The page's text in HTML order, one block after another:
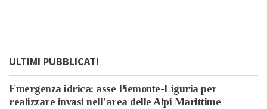
ULTIMI PUBBLICATI
Emergenza idrica: asse Piemonte-Liguria per
realizzare invasi nell’area delle Alpi Marittime